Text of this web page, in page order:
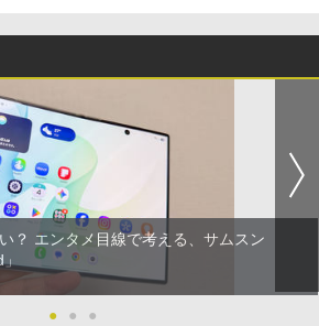
？ エンタメ目線で考える、サムスン
● ● ●